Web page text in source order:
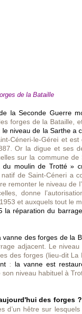
de la Bataille
la Seconde Guerre
forges de la Bataille,
le niveau de la Sarthe a
Céneri-le-Gérei et
Or la digue et ses
sur la commune de
du moulin de Trotté »
de Saint-Céneri a
remonter le niveau de
donne
et auxquels tout le
la réparation du
vanne des forges de la
adjacent. Le
des forges (lieu-dit La
: la vanne est
son niveau habituel à
des forges ?
d’un hêtre sur lesquels